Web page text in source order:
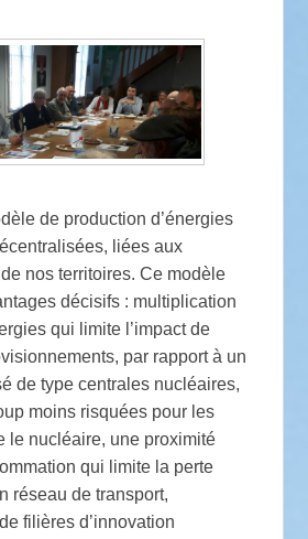
de production d’énergies
liées aux
nos territoires. Ce modèle
décisifs : multiplication
qui limite l’impact de
par rapport à un
de type centrales nucléaires,
moins risquées pour les
le nucléaire, une proximité
qui limite la perte
réseau de transport,
filières d’innovation